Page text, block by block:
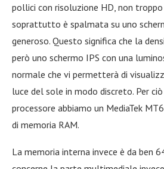
pollici con risoluzione HD, non
soprattutto è spalmata su uno
generoso. Questo significa che la
però uno schermo IPS con una
normale che vi permetterà di
luce del sole in modo discreto. Per
processore abbiamo un MediaTek
di memoria RAM.
La memoria interna invece è da ben